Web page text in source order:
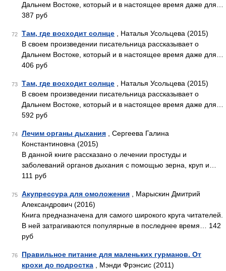
Дальнем Востоке, который и в настоящее время даже для…
387 руб
72 Там, где восходит солнце , Наталья Усольцева (2015)
В своем произведении писательница рассказывает о
Дальнем Востоке, который и в настоящее время даже для…
406 руб
73 Там, где восходит солнце , Наталья Усольцева (2015)
В своем произведении писательница рассказывает о
Дальнем Востоке, который и в настоящее время даже для…
592 руб
74 Лечим органы дыхания , Сергеева Галина
Константиновна (2015)
В данной книге рассказано о лечении простуды и
заболеваний органов дыхания с помощью зерна, круп и…
111 руб
75 Акупрессура для омоложения , Марыскин Дмитрий
Александрович (2016)
Книга предназначена для самого широкого круга читателей.
В ней затрагиваются популярные в последнее время… 142
руб
76
Правильное питание для маленьких гурманов. От
крохи до подростка , Мэнди Фрэнсис (2011)